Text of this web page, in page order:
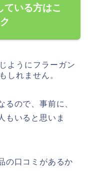
ている方はこ
ようにフラーガン
しれません。
るので、事前に、
もいると思いま
の口コミがあるか